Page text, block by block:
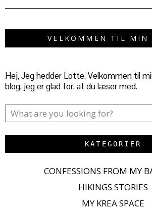
VELKOMMEN TIL MIN
Hej, Jeg hedder Lotte. Velkommen til
blog. jeg er glad for, at du læser med.
KATEGORIER
CONFESSIONS FROM MY
HIKINGS STORIES
MY KREA SPACE